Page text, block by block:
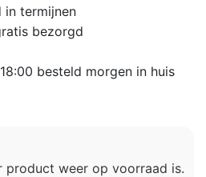
in termijnen
bezorgd
besteld morgen in huis
product weer op voorraad is.